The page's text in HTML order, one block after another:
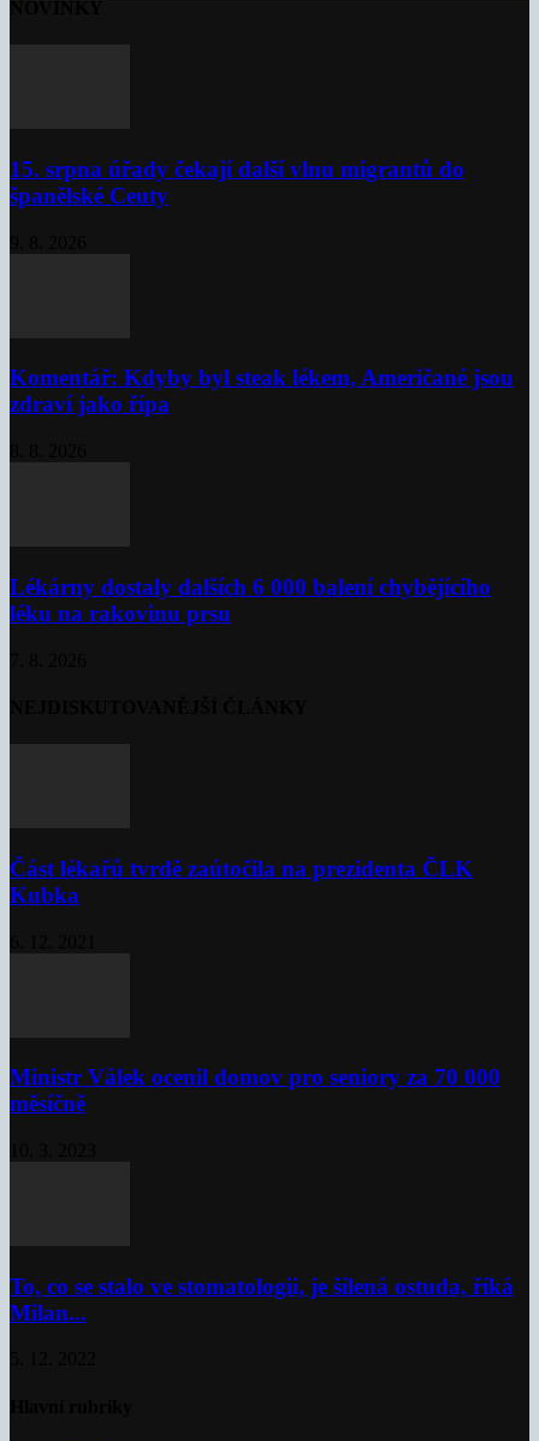
15. srpna úřady čekají další vlnu migrantů do
španělské Ceuty
Komentář: Kdyby byl steak lékem, Američané jsou
zdraví jako řípa
Lékárny dostaly dalších 6 000 balení chybějícího
léku na rakovinu prsu
Část lékařů tvrdě zaútočila na prezidenta ČLK
Kubka
Ministr Válek ocenil domov pro seniory za 70 000
měsíčně
To, co se stalo ve stomatologii, je šílená ostuda, říká
Milan...